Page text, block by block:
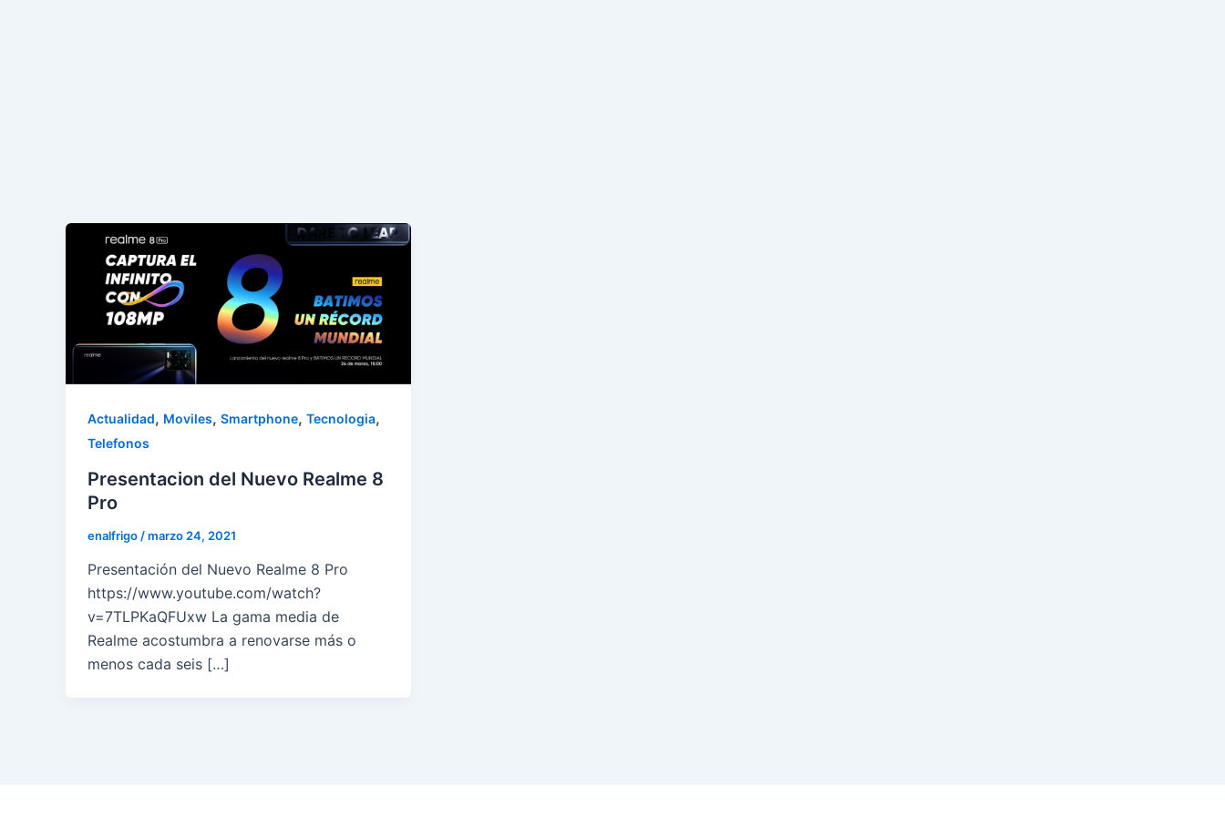
Actualidad, Moviles, Smartphone, Tecnologia,
Telefonos
Presentacion del Nuevo Realme 8
Pro
enalfrigo /marzo 24, 2021
Presentación del Nuevo Realme 8 Pro
https://www.youtube.com/watch?
v=7TLPKaQFUxw La gama media de
Realme acostumbra a renovarse más o
menos cada seis […]